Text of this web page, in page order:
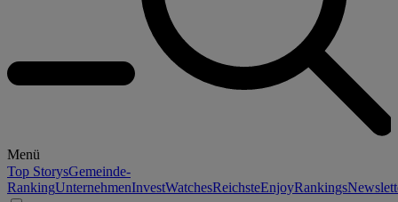
Menü
Top StorysGemeinde-
RankingUnternehmenInvestWatchesReichsteEnjoyRankings